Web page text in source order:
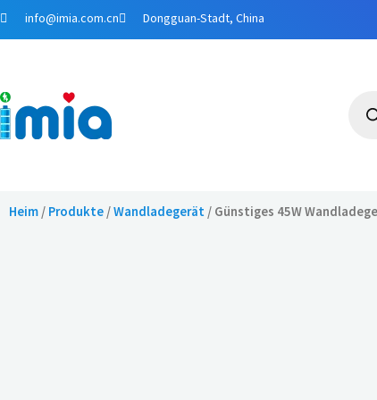
Zuminfo@imia.com.cn Dongguan-Stadt, China
Heim / Produkte /Wandladegerät / Günstiges 45W